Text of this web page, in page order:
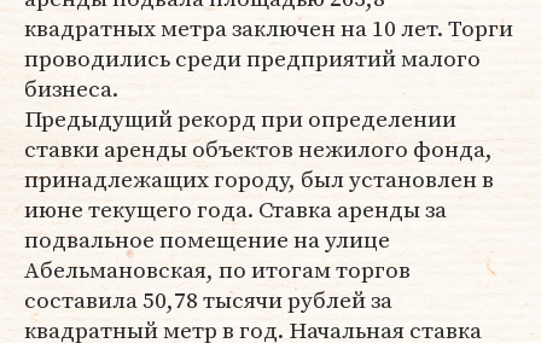
квадратных метра заключен на 10 лет. Торги
проводились среди предприятий малого
бизнеса.
Предыдущий рекорд при определении
ставки аренды объектов нежилого фонда,
принадлежащих городу, был установлен в
июне текущего года. Ставка аренды за
подвальное помещение на улице
Абельмановская, по итогам торгов
составила 50,78 тысячи рублей за
квадратный метр в год. Начальная ставка